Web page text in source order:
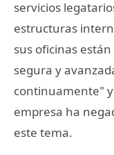
servicios
estructuras
sus oficinas
segura y
continuamente"
empresa ha
este tema.